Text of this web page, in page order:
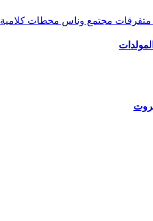
متفرقات مجتمع وناس محطات كلامية